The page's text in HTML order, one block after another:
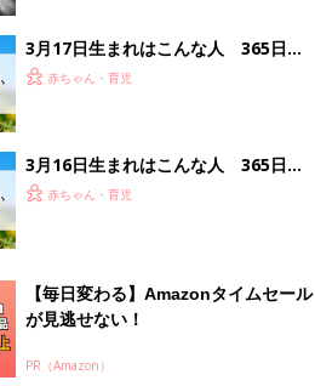
3月17日生まれはこんな人 365日の
お誕生日占い【鏡リュウジ監修】
赤ちゃん・育児
3月16日生まれはこんな人 365日の
お誕生日占い【鏡リュウジ監修】
赤ちゃん・育児
【毎日変わる】Amazonタイムセール
が見逃せない！
PR（Amazon）